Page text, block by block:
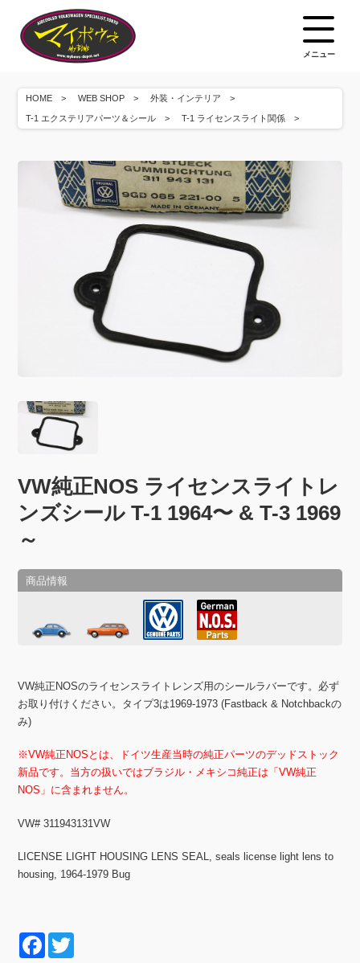
メニュー
HOME WEB SHOP 外装・インテリア
T-1 エクステリアパーツ＆シール T-1 ライセンスライト関係
VW純正NOS ライセンスライトレ
ンズシール T-1 1964〜 & T-3 1969
～
VW純正NOSのライセンスライトレンズ用のシールラバーです。必ず
お取り付けください。タイプ3は1969-1973 (Fastback & Notchbackの
み)
※VW純正NOSとは、ドイツ生産当時の純正パーツのデッドストック
新品です。当方の扱いではブラジル・メキシコ純正は「VW純正
NOS」に含まれません。
VW# 311943131VW
LICENSE LIGHT HOUSING LENS SEAL, seals license light lens to
housing, 1964-1979 Bug
F